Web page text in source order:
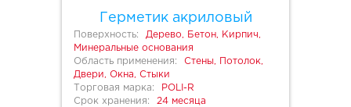
Герметик акриловый
Поверхность:
Дерево, Бетон, Кирпич,
Минеральные основания
Область применения:
Стены, Потолок,
Двери, Окна, Стыки
Торговая марка:
POLI-R
Срок хранения:
24 месяца